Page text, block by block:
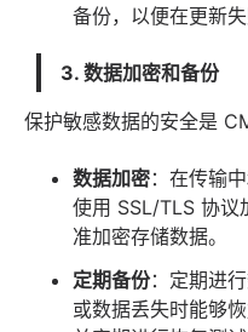
备份，以便在更新失
3. 数据加密和备份
保护敏感数据的安全是
数据加密：在传输
使用 SSL/TLS 协议
准加密存储数据。
定期备份：定期进
或数据丢失时能够